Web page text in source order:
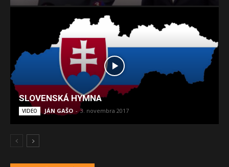
SLOVENSKÁ HYMNA
VIDEO JÁN GAŠO - 3. novembra 2017